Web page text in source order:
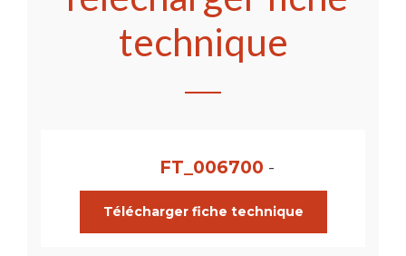
technique
FT_006700 -
Télécharger fiche technique